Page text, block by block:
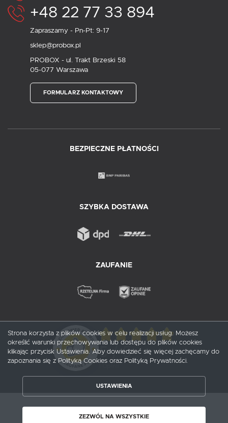
+48 22 77 33 894
Zapraszamy - Pn-Pt: 9-17
sklep@probox.pl
PROBOX - ul. Trakt Brzeski 58
05-077 Warszawa
FORMULARZ KONTAKTOWY
BEZPIECZNE PŁATNOŚCI
SZYBKA DOSTAWA
ZAUFANIE
5/ 5
Copyright by probox.pl
Strona korzysta z plików cookies w celu realizacji usług. Możesz
określić warunki przechowywania lub dostępu do plików cookies
klikając przycisk Ustawienia. Aby dowiedzieć się więcej zachęcamy do
zapoznania się z Polityką Cookies oraz Polityką Prywatności.
USTAWIENIA
ZEZWÓL NA WSZYSTKIE